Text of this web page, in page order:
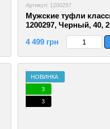
Артикул: 1200297
Мужские туфли
1200297, Черный, 40,
4 499 грн
НОВИНКА
3
3